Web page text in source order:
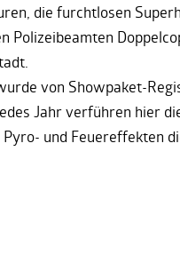
die furchtlosen
Polizeibeamten
von Showpaket-
Jahr verführen hier
und Feuereffekten